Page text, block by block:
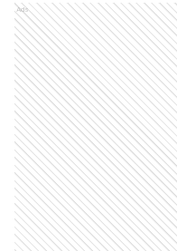
Ads